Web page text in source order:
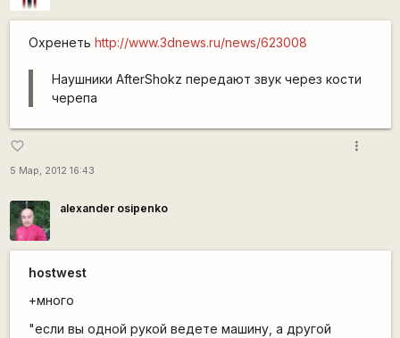
Охренеть http://www.3dnews.ru/news/623008
Наушники AfterShokz передают звук через кости
черепа
favorite_border
5 Мар, 2012 16:43
more_vert
alexander osipenko
hostwest
+много
"если вы одной рукой ведете машину, а другой